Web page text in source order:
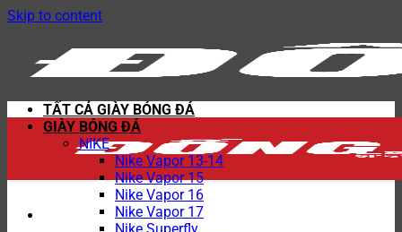
Skip to content
TẤT CẢ GIÀY BÓNG ĐÁ
GIÀY BÓNG ĐÁ
NIKE
Nike Vapor 13-14
Nike Vapor 15
Nike Vapor 16
Nike Vapor 17